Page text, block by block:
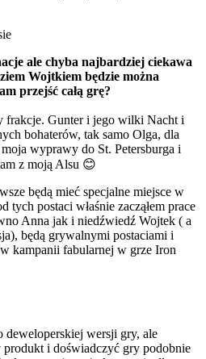
ale chyba najbardziej ciekawa
Wojtkiem będzie można
przejść całą grę?
frakcje. Gunter i jego wilki Nacht i
bohaterów, tak samo Olga, dla
wyprawy do St. Petersburga i
z moją Alsu 😊
będą mieć specjalne miejsce w
tych postaci właśnie zacząłem prace
Anna jak i niedźwiedź Wojtek ( a
będą grywalnymi postaciami i
kampanii fabularnej w grze Iron
deweloperskiej wersji gry, ale
produkt i doświadczyć gry podobnie